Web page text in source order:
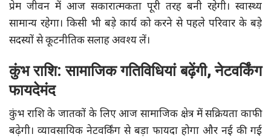
प्रेम जीवन में आज सकारात्मकता पूरी तरह बनी रहेगी। स्वास्थ्य
सामान्य रहेगा। किसी भी बड़े कार्य को करने से पहले परिवार के बड़े
सदस्यों से कूटनीतिक सलाह अवश्य लें।
कुंभ राशि: सामाजिक गतिविधियां बढ़ेंगी, नेटवर्किंग
फायदेमंद
कुंभ राशि के जातकों के लिए आज सामाजिक क्षेत्र में सक्रियता काफी
बढ़ेगी। व्यावसायिक नेटवर्किंग से बड़ा फायदा होगा और नई की गई